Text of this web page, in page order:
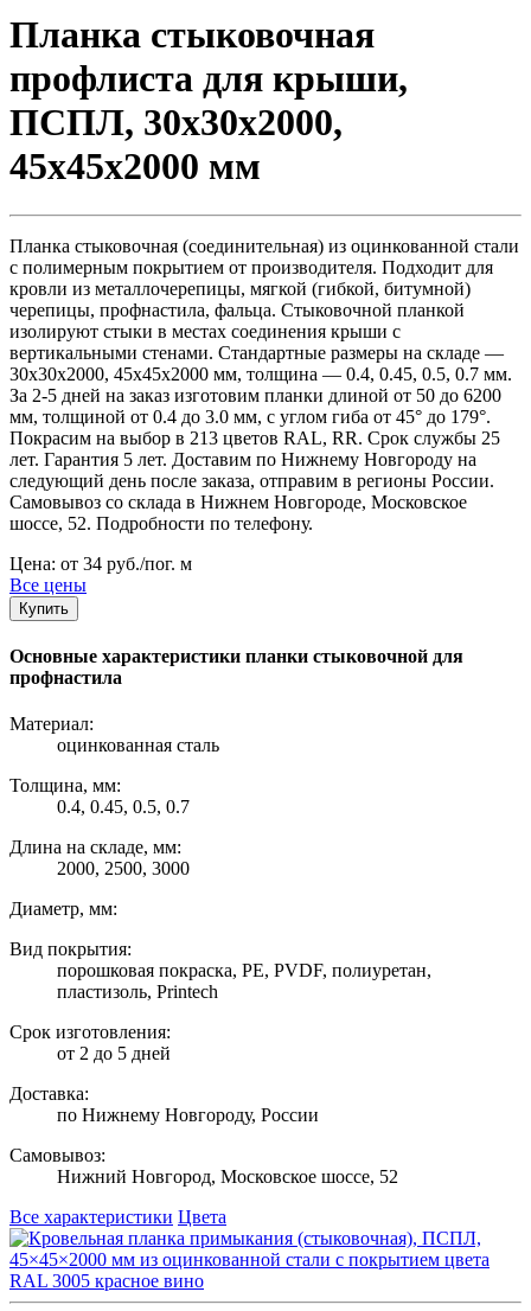
Планка стыковочная
профлиста для крыши,
ПСПЛ, 30х30х2000,
45х45х2000 мм
Планка стыковочная (соединительная) из оцинкованной стали
с полимерным покрытием от производителя. Подходит для
кровли из металлочерепицы, мягкой (гибкой, битумной)
черепицы, профнастила, фальца. Стыковочной планкой
изолируют стыки в местах соединения крыши с
вертикальными стенами. Стандартные размеры на складе —
30х30х2000, 45х45х2000 мм, толщина — 0.4, 0.45, 0.5, 0.7 мм.
За 2-5 дней на заказ изготовим планки длиной от 50 до 6200
мм, толщиной от 0.4 до 3.0 мм, с углом гиба от 45° до 179°.
Покрасим на выбор в 213 цветов RAL, RR. Срок службы 25
лет. Гарантия 5 лет. Доставим по Нижнему Новгороду на
следующий день после заказа, отправим в регионы России.
Самовывоз со склада в Нижнем Новгороде, Московское
шоссе, 52. Подробности по телефону.
Цена: от 34 руб./пог. м
Все цены
Купить
Основные характеристики планки стыковочной для
профнастила
Материал:
оцинкованная сталь
Толщина, мм:
0.4, 0.45, 0.5, 0.7
Длина на складе, мм:
2000, 2500, 3000
Диаметр, мм:
Вид покрытия:
порошковая покраска, PE, PVDF, полиуретан,
пластизоль, Printech
Срок изготовления:
от 2 до 5 дней
Доставка:
по Нижнему Новгороду, России
Самовывоз:
Нижний Новгород, Московское шоссе, 52
Все характеристики Цвета